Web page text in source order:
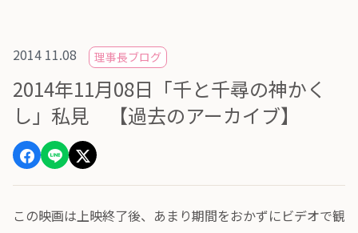
2014 11.08 理事長ブログ
2014年11月08日「千と千尋の神かく
し」私見 【過去のアーカイブ】
この映画は上映終了後、あまり期間をおかずにビデオで観